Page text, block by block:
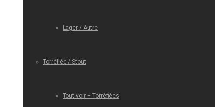
Lager / Autre
Torréfiée / Stout
Tout voir – Torréfiées